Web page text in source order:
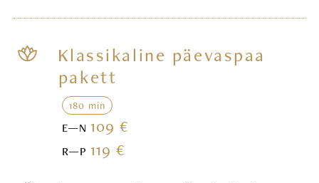
Klassikaline päevaspaa
pakett
180 min
E—N109 €
R—P119 €